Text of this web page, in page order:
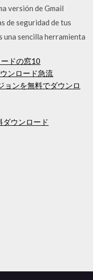
versión de Gmail
de seguridad de tus
una sencilla herramienta
ドの窓10
ンロード急流
ョンを無料でダウンロ
ウンロード